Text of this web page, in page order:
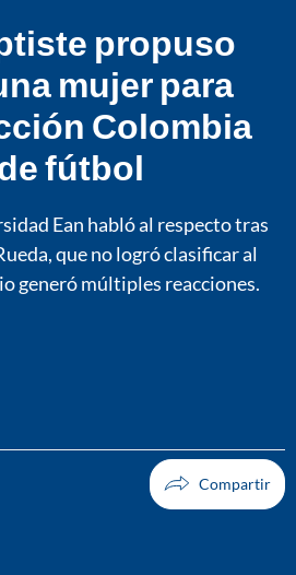
propuso
mujer para
Colombia
fútbol
Ean habló al respecto tras
que no logró clasificar al
generó múltiples reacciones.